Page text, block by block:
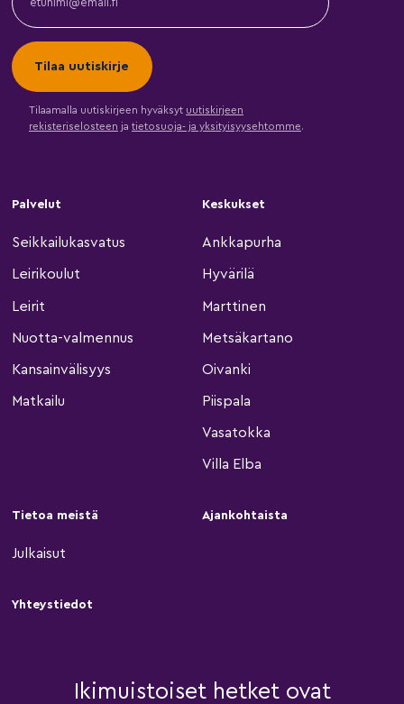
Tilaamalla uutiskirjeen hyväksyt uutiskirjeen
rekisteriselosteen ja tietosuoja- ja yksityisyysehtomme.
Palvelut
Seikkailukasvatus
Leirikoulut
Leirit
Nuotta-valmennus
Kansainvälisyys
Matkailu
Keskukset
Ankkapurha
Hyvärilä
Marttinen
Metsäkartano
Oivanki
Piispala
Vasatokka
Villa Elba
Tietoa meistä
Julkaisut
Ajankohtaista
Yhteystiedot
Ikimuistoiset hetket ovat